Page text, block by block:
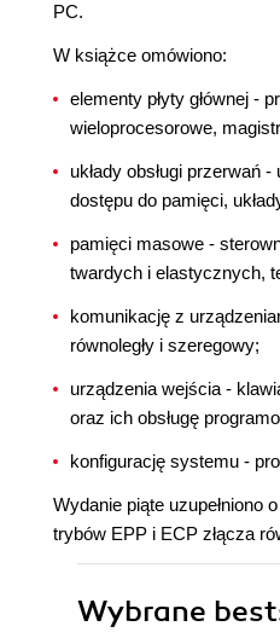
PC.
W książce omówiono:
elementy płyty głównej -
wieloprocesorowe,
układy obsługi przerwań
dostępu do pamięci,
pamięci masowe -
twardych i elastycznych,
komunikację z
równoległy i szeregowy;
urządzenia wejścia -
oraz ich obsługę
konfigurację systemu -
Wydanie piąte uzupełniono
trybów EPP i ECP złącza
Wybrane